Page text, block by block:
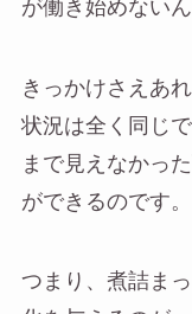
が働き始めないん
きっかけさえあ
状況は全く同じ
まで見えなかっ
ができるのです
つまり、煮詰ま